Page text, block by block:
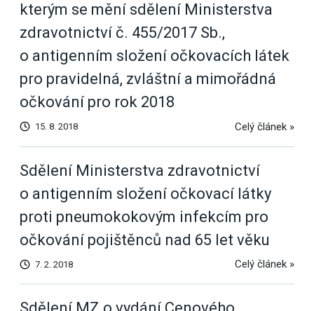
kterým se mění sdělení Ministerstva
zdravotnictví č. 455/2017 Sb.,
o antigenním složení očkovacích látek
pro pravidelná, zvláštní a mimořádná
očkování pro rok 2018
15. 8. 2018 Celý článek »
Sdělení Ministerstva zdravotnictví
o antigenním složení očkovací látky
proti pneumokokovým infekcím pro
očkování pojištěnců nad 65 let věku
7. 2. 2018 Celý článek »